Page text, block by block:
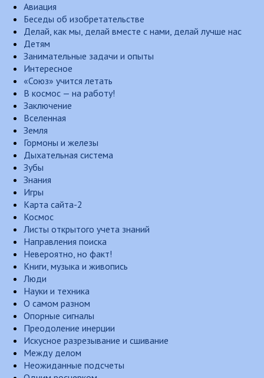
Авиация
Беседы об изобретательстве
Делай, как мы, делай вместе с нами, делай лучше нас
Детям
Занимательные задачи и опыты
Интересное
«Союз» учится летать
В космос — на работу!
Заключение
Вселенная
Земля
Гормоны и железы
Дыхательная система
Зубы
Знания
Игры
Карта сайта-2
Космос
Листы открытого учета знаний
Направления поиска
Невероятно, но факт!
Книги, музыка и живопись
Люди
Науки и техника
О самом разном
Опорные сигналы
Преодоление инерции
Искусное разрезывание и сшивание
Между делом
Неожиданные подсчеты